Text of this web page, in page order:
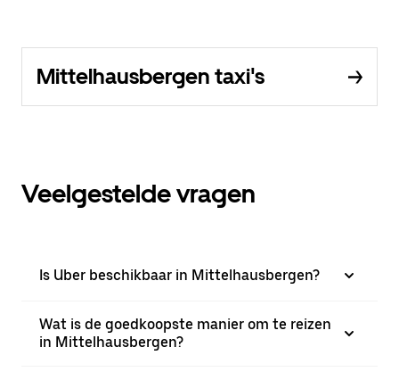
Mittelhausbergen taxi's
Veelgestelde vragen
Is Uber beschikbaar in Mittelhausbergen?
Wat is de goedkoopste manier om te reizen
in Mittelhausbergen?